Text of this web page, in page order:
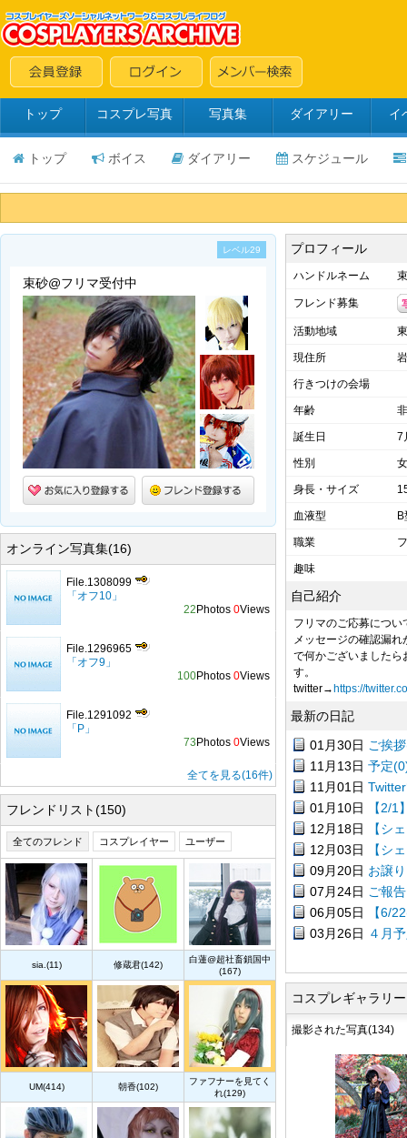
トップ コスプレ写真 写真集 ダイアリー イ
トップ ボイス ダイアリー スケジュール
レベル29
束砂@フリマ受付中
オンライン写真集(16)
File.1308099
「オフ10」
22 Photos 0Views
File.1296965
「オフ9」
100Photos 0Views
File.1291092
「P」
73 Photos 0Views
全てを見る(16件)
フレンドリスト(150)
全てのフレンド コスプレイヤー ユーザー
sia.(11) 修蔵君(142)
白蓮@超社畜鎖国中
(167)
UM(414) 朝香(102)
ファフナーを見てく
れ(129)
プロフィール
ハンドルネーム
フレンド募集
活動地域
現住所
行きつけの会場
年齢
誕生日 7
性別
身長・サイズ
血液型
職業
趣味
自己紹介
フリマのご応募につい
メッセージの確認漏
で何かございましたら
す。
twitter→ https://
最新の日記
01月30日 ご挨
11月13日 予定
11月01日
01月10日
【2/
12月18日
【シ
12月03日
【シ
09月20日 お譲
07月24日 ご報
06月05日
【6/
03月26日 ４月
コスプレギャラリー
撮影された写真(134)